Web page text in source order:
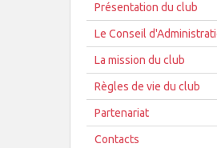
Présentation du club
Le Conseil
La mission du club
Règles de vie du club
Partenariat
Contacts